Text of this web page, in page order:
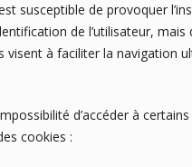
susceptible de provoquer
de l’utilisateur,
visent à faciliter la navigation
d’accéder à
cookies :